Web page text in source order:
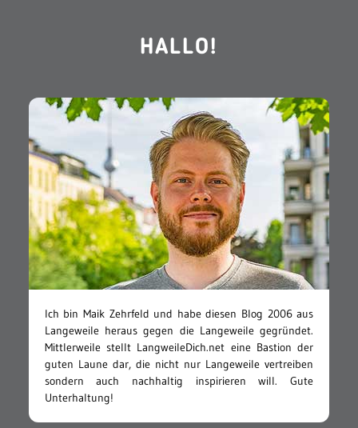
HALLO!
Ich bin Maik Zehrfeld und habe diesen Blog 2006 aus
Langeweile heraus gegen die Langeweile gegründet.
Mittlerweile stellt LangweileDich.net eine Bastion der
guten Laune dar, die nicht nur Langeweile vertreiben
sondern auch nachhaltig inspirieren will. Gute
Unterhaltung!